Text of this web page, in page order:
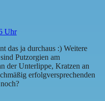
Uhr
das ja durchaus :) Weitere
Putzorgien am
der Unterlippe, Kratzen an
erfolgversprechenden